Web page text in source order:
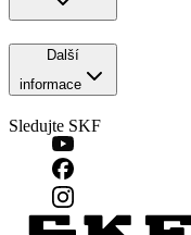
Další
informace
Sledujte SKF